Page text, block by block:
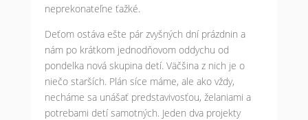
neprekonateľne ťažké.
Deťom ostáva ešte pár zvyšných dní prázdnin a
nám po krátkom jednodňovom oddychu od
pondelka nová skupina detí. Väčšina z nich je o
niečo starších. Plán síce máme, ale ako vždy,
necháme sa unášať predstavivosťou, želaniami a
potrebami detí samotných. Jeden dva projekty